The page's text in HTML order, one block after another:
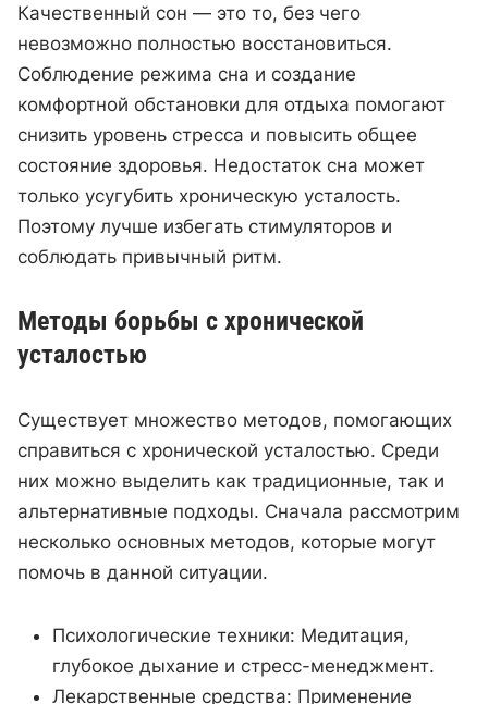
Качественный сон — это то, без чего
невозможно полностью восстановиться.
Соблюдение режима сна и создание
комфортной обстановки для отдыха помогают
снизить уровень стресса и повысить общее
состояние здоровья. Недостаток сна может
только усугубить хроническую усталость.
Поэтому лучше избегать стимуляторов и
соблюдать привычный ритм.
Методы борьбы с хронической
усталостью
Существует множество методов, помогающих
справиться с хронической усталостью. Среди
них можно выделить как традиционные, так и
альтернативные подходы. Сначала рассмотрим
несколько основных методов, которые могут
помочь в данной ситуации.
Психологические техники: Медитация,
глубокое дыхание и стресс-менеджмент.
Лекарственные средства: Применение